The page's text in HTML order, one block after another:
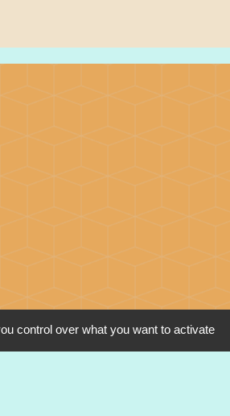
control over what you want to activate